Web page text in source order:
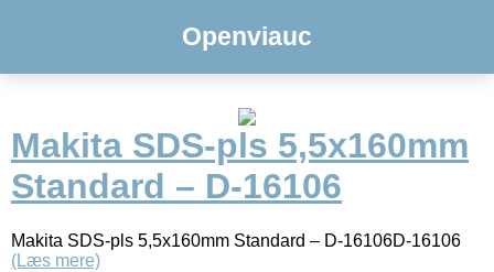
Openviauc
Makita SDS-pls 5,5x160mm
Standard – D-16106
Makita SDS-pls 5,5x160mm Standard – D-16106D-16106
(Læs mere)